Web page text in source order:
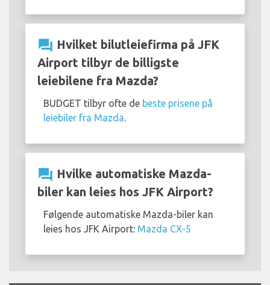
question_answer Hvilket bilutleiefirma på JFK
Airport tilbyr de billigste
leiebilene fra Mazda?
BUDGET tilbyr ofte de beste prisene på
leiebiler fra Mazda.
question_answer Hvilke automatiske Mazda-
biler kan leies hos JFK Airport?
Følgende automatiske Mazda-biler kan
leies hos JFK Airport: Mazda CX-5